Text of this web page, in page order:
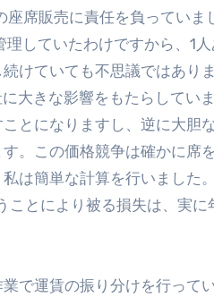
席販売に責任を負っていま
していたわけですから、1
けていても不思議ではあり
大きな影響をもたらしてい
とになりますし、逆に大胆
。この価格競争は確かに席
は簡単な計算を行いました
とにより被る損失は、実
で運賃の振り分けを行って